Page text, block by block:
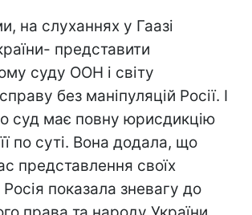
на слуханнях у Гаазі
представити
суду ООН і світу
без маніпуляцій Росії. І
суд має повну юрисдикцію
по суті. Вона додала, що
представлення своїх
показала зневагу до